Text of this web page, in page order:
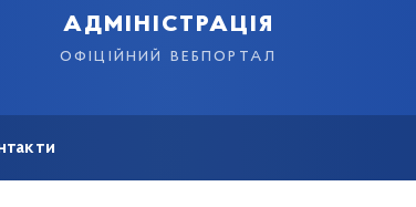
адміністрація
офіційний вебпортал